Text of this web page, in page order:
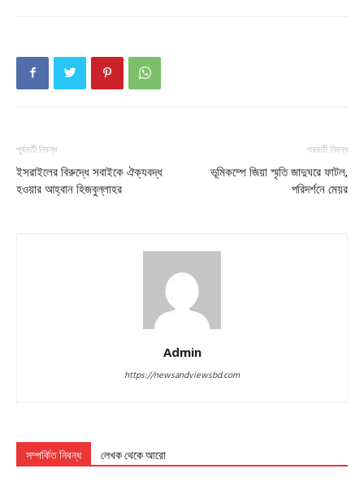
পূর্ববর্তী নিবন্ধ
ইসরাইলের বিরুদ্ধে সবাইকে ঐক্যবদ্ধ
হওয়ার আহ্বান হিজবুল্লাহর
পরবর্তী নিবন্ধ
ভূমিকম্পে জিয়া স্মৃতি জাদুঘরে ফাটল,
পরিদর্শনে মেয়র
Admin
https://newsandviewsbd.com
সম্পর্কিত নিবন্ধ লেখক থেকে আরো